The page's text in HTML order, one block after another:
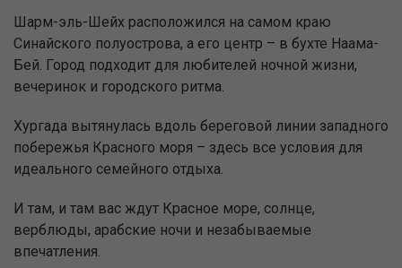
Шарм-эль-Шейх расположился на самом краю
Синайского полуострова, а его центр – в бухте Наама-
Бей. Город подходит для любителей ночной жизни,
вечеринок и городского ритма.
Хургада вытянулась вдоль береговой линии западного
побережья Красного моря – здесь все условия для
идеального семейного отдыха.
И там, и там вас ждут Красное море, солнце,
верблюды, арабские ночи и незабываемые
впечатления.